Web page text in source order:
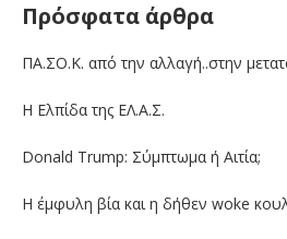
Πρόσφατα άρθρα
ΠΑ.ΣΟ.Κ. από την αλλαγή..στην
Η Ελπίδα της ΕΛ.Α.Σ.
Donald Trump: Σύμπτωμα ή Αιτία;
Η έμφυλη βία και η δήθεν woke